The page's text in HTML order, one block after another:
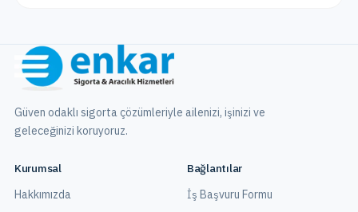
Güven odaklı sigorta çözümleriyle ailenizi, işinizi ve
geleceğinizi koruyoruz.
Kurumsal
Hakkımızda
Bağlantılar
İş Başvuru Formu